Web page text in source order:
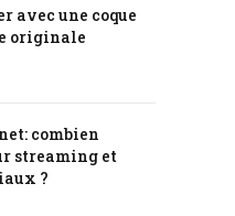
avec une coque
originale
combien
streaming et
?